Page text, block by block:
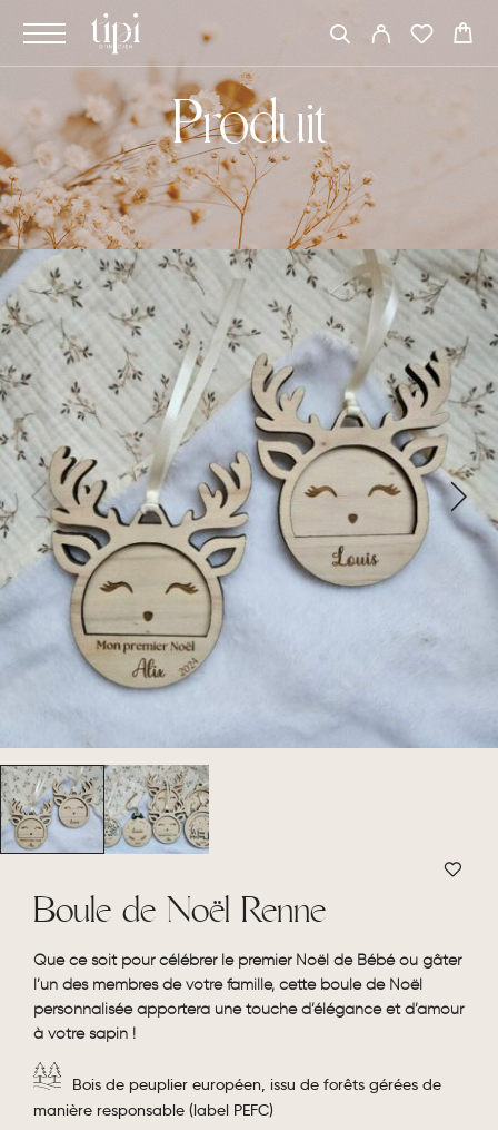
Produit
Boule de Noël Renne
Que ce soit pour célébrer le premier Noël de Bébé ou gâter
l’un des membres de votre famille, cette boule de Noël
personnalisée apportera une touche d’élégance et d’amour
à votre sapin !
Bois de peuplier européen, issu de forêts gérées de
manière responsable (label PEFC)